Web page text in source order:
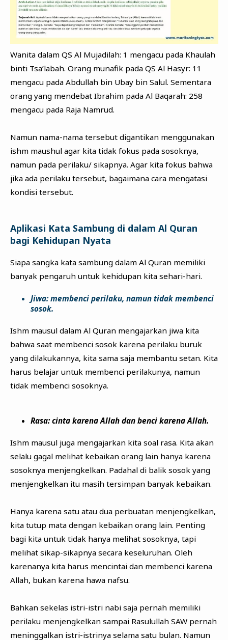
Wanita dalam QS Al Mujadilah: 1 mengacu pada Khaulah
binti Tsa’labah. Orang munafik pada QS Al Hasyr: 11
mengacu pada Abdullah bin Ubay bin Salul. Sementara
orang yang mendebat Ibrahim pada Al Baqarah: 258
mengacu pada Raja Namrud.
Namun nama-nama tersebut digantikan menggunakan
ishm maushul agar kita tidak fokus pada sosoknya,
namun pada perilaku/ sikapnya. Agar kita fokus bahwa
jika ada perilaku tersebut, bagaimana cara mengatasi
kondisi tersebut.
Aplikasi Kata Sambung di dalam Al Quran
bagi Kehidupan Nyata
Siapa sangka kata sambung dalam Al Quran memiliki
banyak pengaruh untuk kehidupan kita sehari-hari.
Jiwa: membenci perilaku, namun tidak membenci
sosok.
Ishm mausul dalam Al Quran mengajarkan jiwa kita
bahwa saat membenci sosok karena perilaku buruk
yang dilakukannya, kita sama saja membantu setan. Kita
harus belajar untuk membenci perilakunya, namun
tidak membenci sosoknya.
Rasa: cinta karena Allah dan benci karena Allah.
Ishm mausul juga mengajarkan kita soal rasa. Kita akan
selalu gagal melihat kebaikan orang lain hanya karena
sosoknya menjengkelkan. Padahal di balik sosok yang
menjengkelkan itu masih tersimpan banyak kebaikan.
Hanya karena satu atau dua perbuatan menjengkelkan,
kita tutup mata dengan kebaikan orang lain. Penting
bagi kita untuk tidak hanya melihat sosoknya, tapi
melihat sikap-sikapnya secara keseluruhan. Oleh
karenanya kita harus mencintai dan membenci karena
Allah, bukan karena hawa nafsu.
Bahkan sekelas istri-istri nabi saja pernah memiliki
perilaku menjengkelkan sampai Rasulullah SAW pernah
meninggalkan istri-istrinya selama satu bulan. Namun